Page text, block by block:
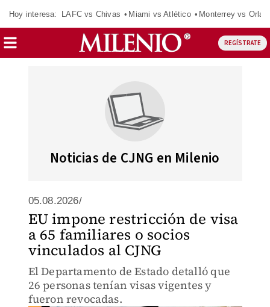
Hoy interesa: LAFC vs Chivas Miami vs Atlético Monterrey vs
REGÍSTRATE
Noticias de CJNG en Milenio
05.08.2026/
EU impone restricción de visa
a 65 familiares o socios
vinculados al CJNG
El Departamento de Estado detalló que
26 personas tenían visas vigentes y
fueron revocadas.